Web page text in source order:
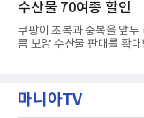
온전한 휴식을 원하는 고객
을 제공한다”고 밝혔다.패
제큐티브 두 가지 타입으로
키지는 객실 1박(룸 온리)
스 센터 사우나 2인 이용 혜
클럽 앰배서더 라운지
수산물 70여종 할인
쿠팡이 초복과 중복을 앞두
름 보양 수산물 판매를 확
우 등이 포함됐다. 쿠팡은
생산량이 늘어난 점을 반영
마니아TV